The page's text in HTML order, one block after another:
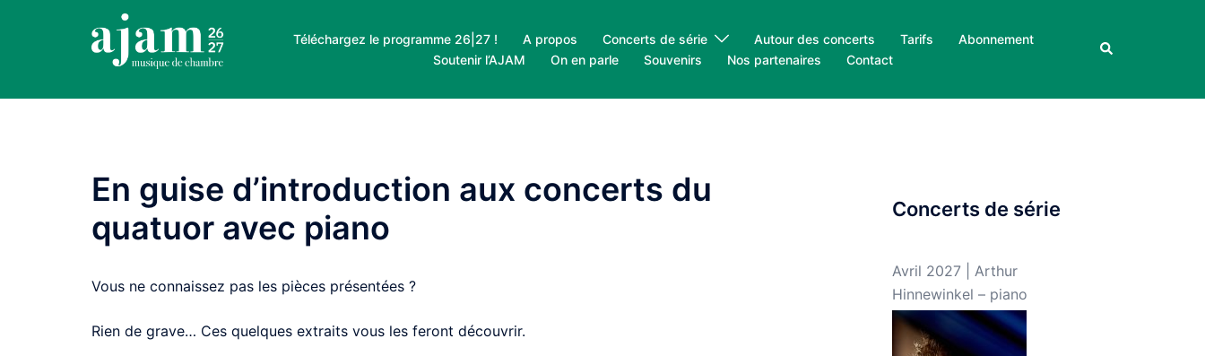
Téléchargez le programme 26|27 ! A propos Concerts de série Autour des concerts Tarifs
Abonnement
Soutenir l’AJAM
On en parle Souvenirs Nos partenaires Contact
Rechercher
En guise d’introduction aux concerts du
quatuor avec piano
Vous ne connaissez pas les pièces présentées ?
Rien de grave… Ces quelques extraits vous les feront découvrir.
Concerts de série
Avril 2027 | Arthur
Hinnewinkel – piano